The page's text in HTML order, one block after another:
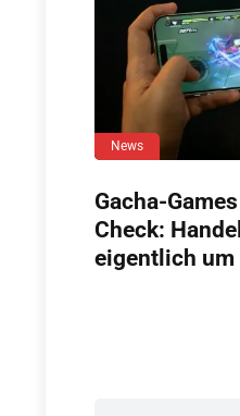
News
Gacha-
Check:
eigentlich